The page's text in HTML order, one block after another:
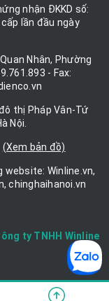
nhận ĐKKD số:
lần đầu ngày
Nhân, Phường
- Fax:
thị Pháp Vân-Tứ
Nội.
(Xem bản đồ)
website: Winline.vn,
chinghaihanoi.vn
ty TNHH Winline